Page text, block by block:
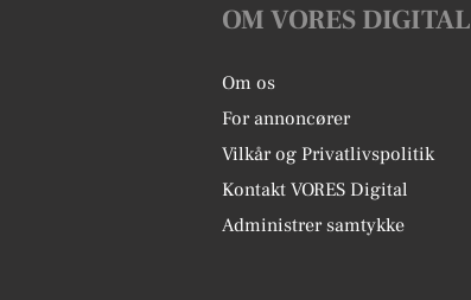
OM VORES DIGITAL
Om os
For annoncører
Vilkår og Privatlivspolitik
Kontakt VORES Digital
Administrer samtykke